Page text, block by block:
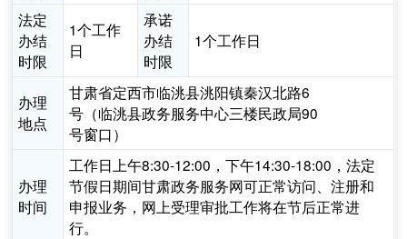
法定
办结
时限
1个工作
日
承诺
办结
时限
1个工作日
办理
地点
甘肃省定西市临洮县洮阳镇秦汉北路6
号（临洮县政务服务中心三楼民政局90
号窗口）
办理
时间
工作日上午8:30-12:00，下午14:30-18:00，法定
节假日期间甘肃政务服务网可正常访问、注册和
申报业务，网上受理审批工作将在节后正常进
行。